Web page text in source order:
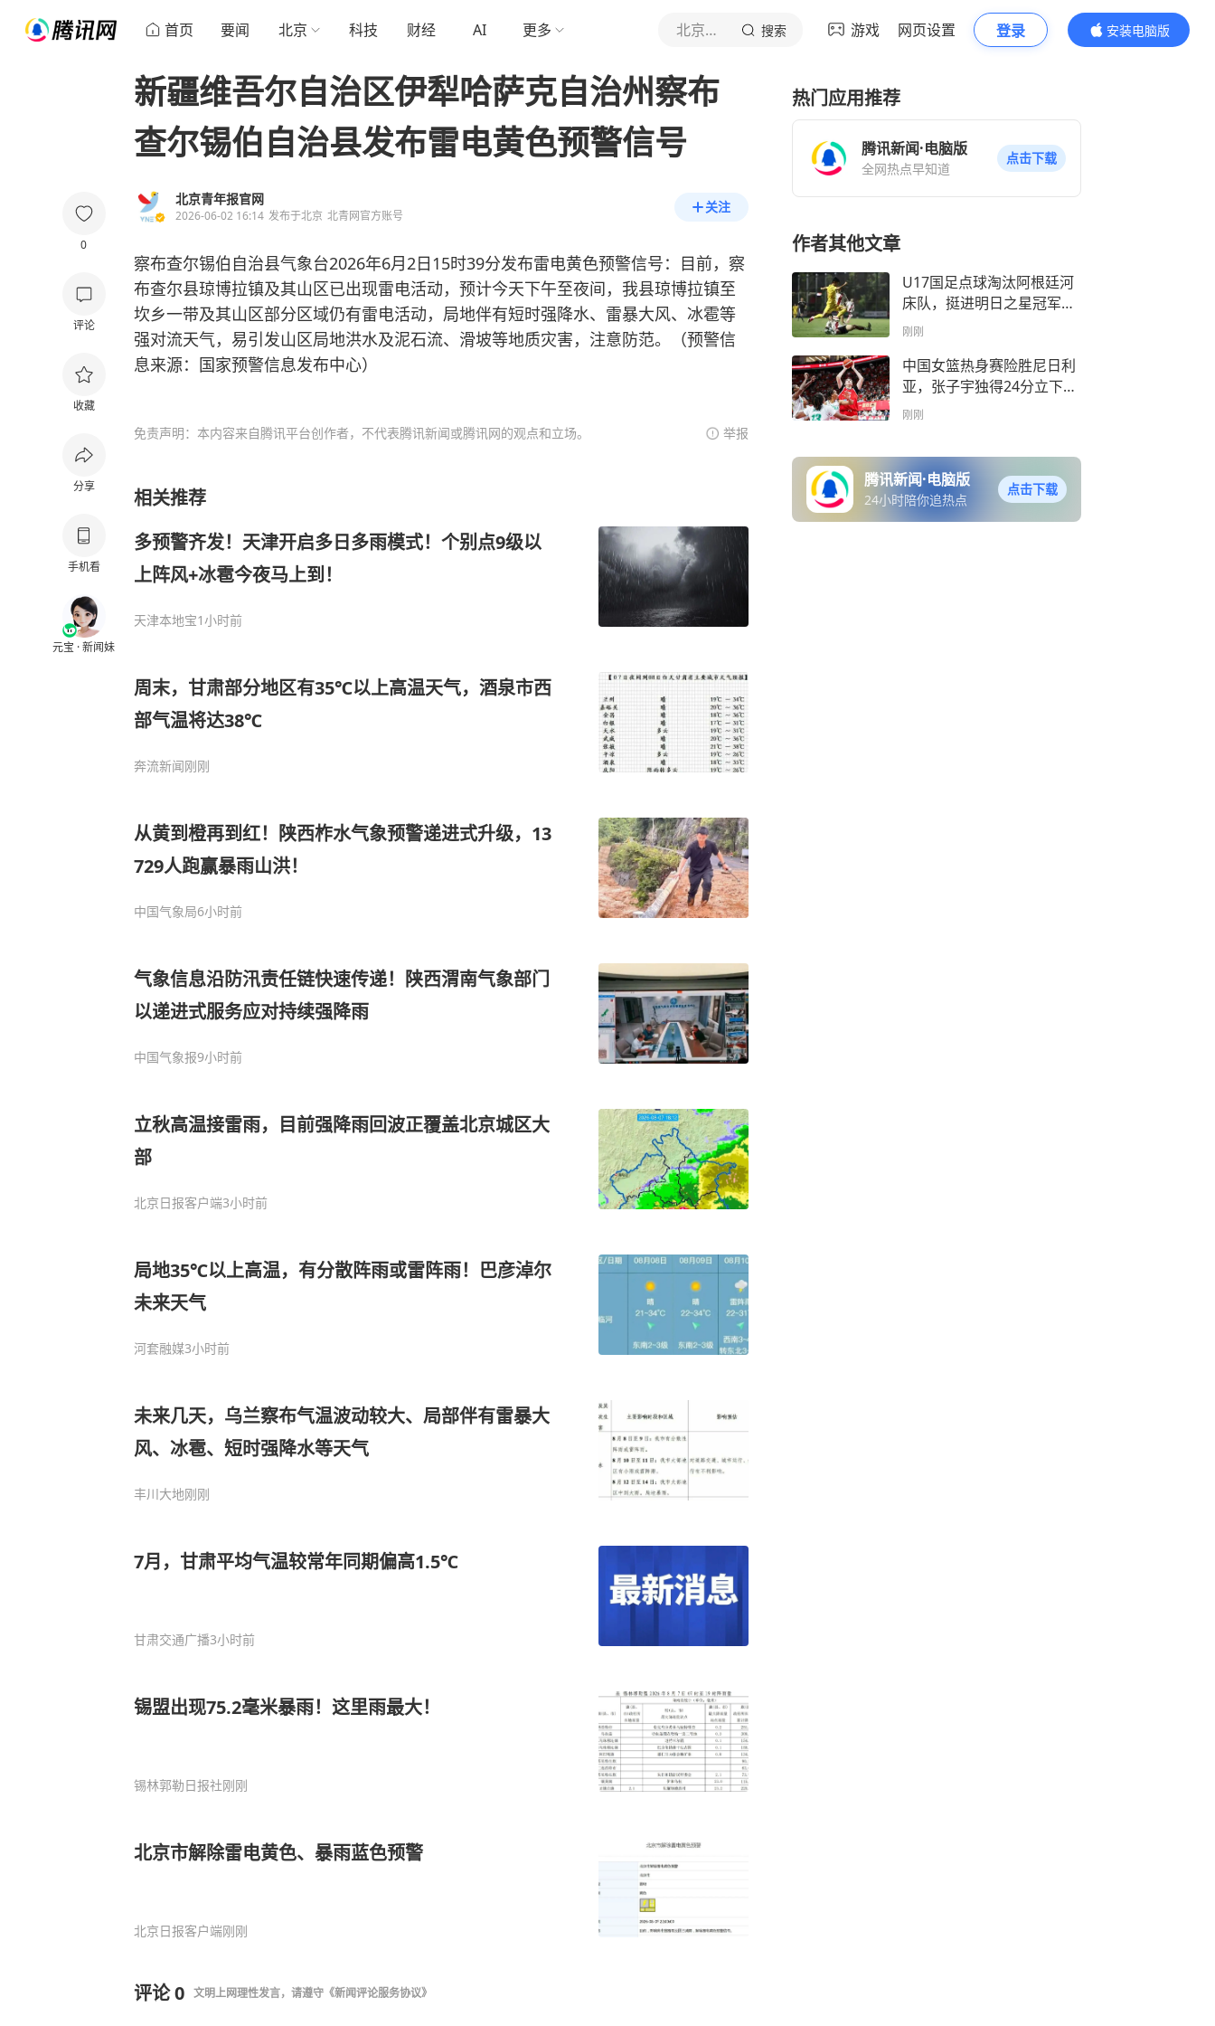
首页 要闻 北京 科技 财经 AI 更多 北京青年报官网 搜索 游戏 网页设置 登录
安装电脑版
内容更精彩
0
评论
收藏
分享
手机看
元宝 · 新闻妹
新疆维吾尔自治区伊犁哈萨克自治州察布
查尔锡伯自治县发布雷电黄色预警信号
北京青年报官网
2026-06-02 16:14 发布于北京 北青网官方账号
关注
察布查尔锡伯自治县气象台2026年6月2日15时39分发布雷电黄色预警信号：目前，察
布查尔县琼博拉镇及其山区已出现雷电活动，预计今天下午至夜间，我县琼博拉镇至
坎乡一带及其山区部分区域仍有雷电活动，局地伴有短时强降水、雷暴大风、冰雹等
强对流天气，易引发山区局地洪水及泥石流、滑坡等地质灾害，注意防范。（预警信
息来源：国家预警信息发布中心）
免责声明：本内容来自腾讯平台创作者，不代表腾讯新闻或腾讯网的观点和立场。 举报
相关推荐
多预警齐发！天津开启多日多雨模式！个别点9级以
上阵风+冰雹今夜马上到！
天津本地宝1小时前
周末，甘肃部分地区有35℃以上高温天气，酒泉市西
部气温将达38℃
奔流新闻刚刚
从黄到橙再到红！陕西柞水气象预警递进式升级，13
729人跑赢暴雨山洪！
中国气象局6小时前
气象信息沿防汛责任链快速传递！陕西渭南气象部门
以递进式服务应对持续强降雨
中国气象报9小时前
立秋高温接雷雨，目前强降雨回波正覆盖北京城区大
部
北京日报客户端3小时前
局地35℃以上高温，有分散阵雨或雷阵雨！巴彦淖尔
未来天气
河套融媒3小时前
未来几天，乌兰察布气温波动较大、局部伴有雷暴大
风、冰雹、短时强降水等天气
丰川大地刚刚
7月，甘肃平均气温较常年同期偏高1.5℃
甘肃交通广播3小时前
锡盟出现75.2毫米暴雨！这里雨最大！
锡林郭勒日报社刚刚
北京市解除雷电黄色、暴雨蓝色预警
北京日报客户端刚刚
评论0 文明上网理性发言，请遵守 《新闻评论服务协议》
热门应用推荐
腾讯新闻·电脑版
全网热点早知道
点击下载
作者其他文章
U17国足点球淘汰阿根廷河
床队，挺进明日之星冠军杯
决赛
刚刚
中国女篮热身赛险胜尼日利
亚，张子宇独得24分立下头
功
刚刚
腾讯新闻·电脑版
24小时陪你追热点
点击下载